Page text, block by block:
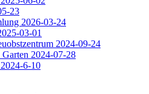
23
2026-03-24
03-01
2024-09-24
2024-07-28
6-10